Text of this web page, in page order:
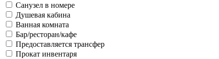
Санузел в номере
Душевая кабина
Ванная комната
Бар/ресторан/кафе
Предоставляется трансфер
Прокат инвентаря